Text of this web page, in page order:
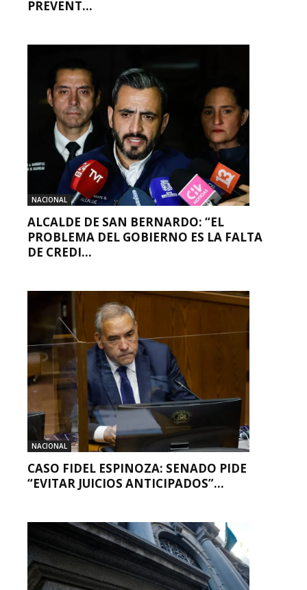
PREVENT...
NACIONAL
ALCALDE DE SAN BERNARDO: “EL
PROBLEMA DEL GOBIERNO ES LA FALTA
DE CREDI...
NACIONAL
CASO FIDEL ESPINOZA: SENADO PIDE
“EVITAR JUICIOS ANTICIPADOS”...